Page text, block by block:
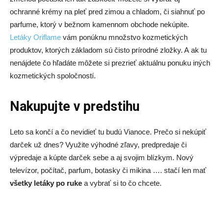
ochranné krémy na pleť pred zimou a chladom, či siahnuť po
parfume, ktorý v bežnom kamennom obchode nekúpite.
Letáky Oriflame vám ponúknu množstvo kozmetických
produktov, ktorých základom sú čisto prírodné zložky. A ak tu
nenájdete čo hľadáte môžete si prezrieť aktuálnu ponuku iných
kozmetických spoločností.
Nakupujte v predstihu
Leto sa končí a čo nevidieť tu budú Vianoce. Prečo si nekúpiť
darček už dnes? Využite výhodné zľavy, predpredaje či
výpredaje a kúpte darček sebe a aj svojim blízkym. Nový
televízor, počítač, parfum, botasky či mikina …. stačí len mať
všetky letáky po ruke a vybrať si to čo chcete.